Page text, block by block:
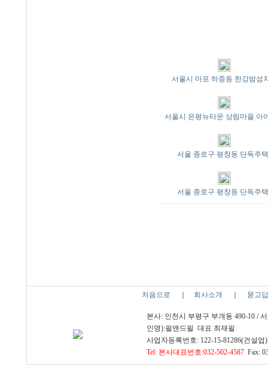
서울시 마포 하중동 한강밤섬
서울시 은평뉴타운 상림마을 아
서울 종로구 평창동 단독주
서울 종로구 평창동 단독주
처음으로 회사소개 묻고
본사: 인천시 부평구 부개동 490-10 /
인명):필앤드필 대표 최재필
사업자등록번호: 122-15-81286(건설
Tel: 본사대표번호:032-502-4587 Fax: